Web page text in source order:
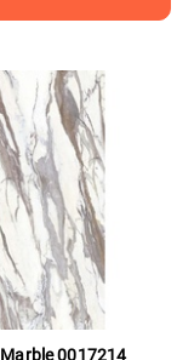
0017214